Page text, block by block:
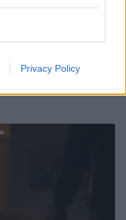
Privacy Policy